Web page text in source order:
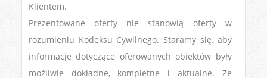
Klientem.
Prezentowane oferty nie stanowią oferty w
rozumieniu Kodeksu Cywilnego. Staramy się, aby
informacje dotyczące oferowanych obiektów były
możliwie dokładne, kompletne i aktualne. Ze